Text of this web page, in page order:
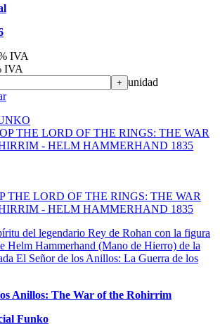
IVA
IVA
+ unidad
THE LORD OF THE RINGS: THE WAR
- HELM HAMMERHAND 1835
del legendario Rey de Rohan con la figura
Helm Hammerhand (Mano de Hierro) de la
El Señor de los Anillos: La Guerra de los
Anillos: The War of the Rohirrim
Funko